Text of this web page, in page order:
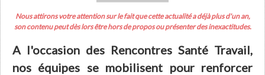
Nous attirons votre attention sur le fait que cette actualité a déjà plus d'un an,
son contenu peut dès lors être hors de propos ou présenter des inexactitudes.
A l'occasion des Rencontres Santé Travail,
nos équipes se mobilisent pour renforcer